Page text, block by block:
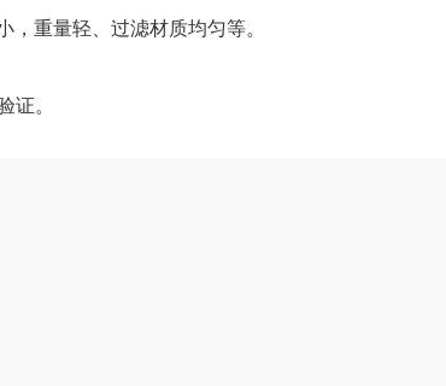
重量轻、过滤材质均匀等。
证。